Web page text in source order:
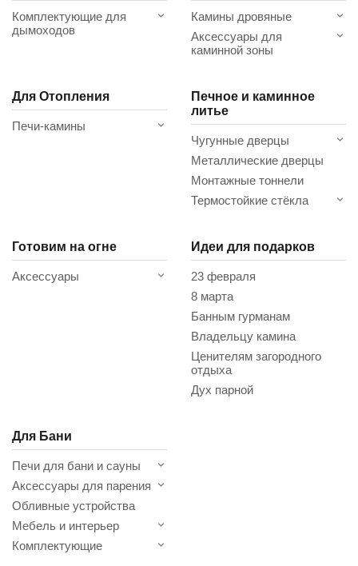
Комплектующие для
дымоходов
Камины дровяные
Аксессуары для
каминной зоны
Для Отопления
Печи-камины
Печное и каминное
литье
Чугунные дверцы
Металлические дверцы
Монтажные тоннели
Термостойкие стёкла
Готовим на огне
Аксессуары
Идеи для подарков
23 февраля
8 марта
Банным гурманам
Владельцу камина
Ценителям загородного
отдыха
Дух парной
Для Бани
Печи для бани и сауны
Аксессуары для парения
Обливные устройства
Мебель и интерьер
Комплектующие